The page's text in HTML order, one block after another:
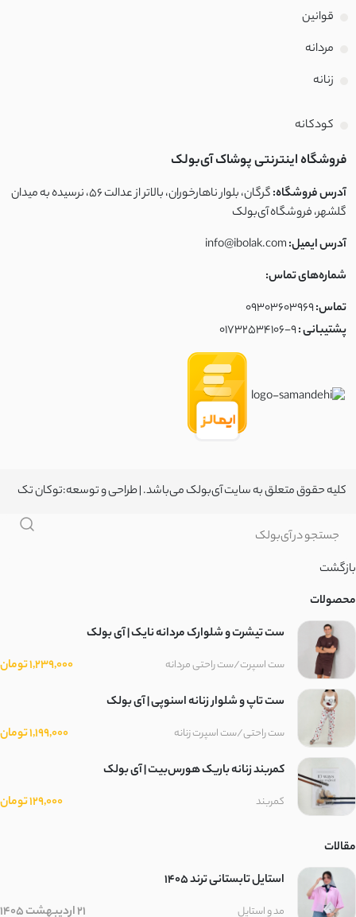
قوانین
مردانه
زنانه
کودکانه
فروشگاه اینترنتی پوشاک آی‌بولک
آدرس فروشگاه:
گرگان، بلوار ناهارخوران، بالاتر از عدالت ۵۶، نرسیده به میدان
گلشهر، فروشگاه آی‌بولک
آدرس ایمیل:info@ibolak.com
شماره‌های تماس:
تماس:09303603969
پشتیبانی :01732534106-9
کلیه حقوق متعلق به سایت آی‌بولک می‌باشد. | طراحی و توسعه:توکان تک
بازگشت
محصولات
ست تیشرت و شلوارک مردانه نایک | آی بولک
ست اسپرت/ست راحتی مردانه
1,239,000 تومان
ست تاپ و شلوار زنانه اسنوپی | آی بولک
ست راحتی/ست اسپرت زنانه
1,199,000 تومان
کمربند زنانه باریک هورس‌بیت | آی بولک
کمربند 129,000 تومان
مقالات
استایل تابستانی ترند ۱۴۰۵
مد و استایل 21 اردیبهشت 1405